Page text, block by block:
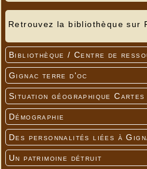
Retrouvez la bibliothèque
Bibliothèque / Centre de
Gignac terre d'oc
Situation géographique
Démographie
Des personnalités liées à
Un patrimoine détruit